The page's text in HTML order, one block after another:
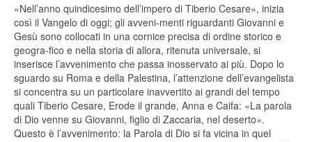
«Nell’anno quindicesimo dell’impero di Tiberio Cesare», inizia
così il Vangelo di oggi; gli avveni-menti riguardanti Giovanni e
Gesù sono collocati in una cornice precisa di ordine storico e
geogra-fico e nella storia di allora, ritenuta universale, si
inserisce l’avvenimento che passa inosservato ai più. Dopo lo
sguardo su Roma e della Palestina, l’attenzione dell’evangelista
si concentra su un particolare inavvertito ai grandi del tempo
quali Tiberio Cesare, Erode il grande, Anna e Caifa: «La parola
di Dio venne su Giovanni, figlio di Zaccaria, nel deserto».
Questo è l’avvenimento: la Parola di Dio si fa vicina in quel